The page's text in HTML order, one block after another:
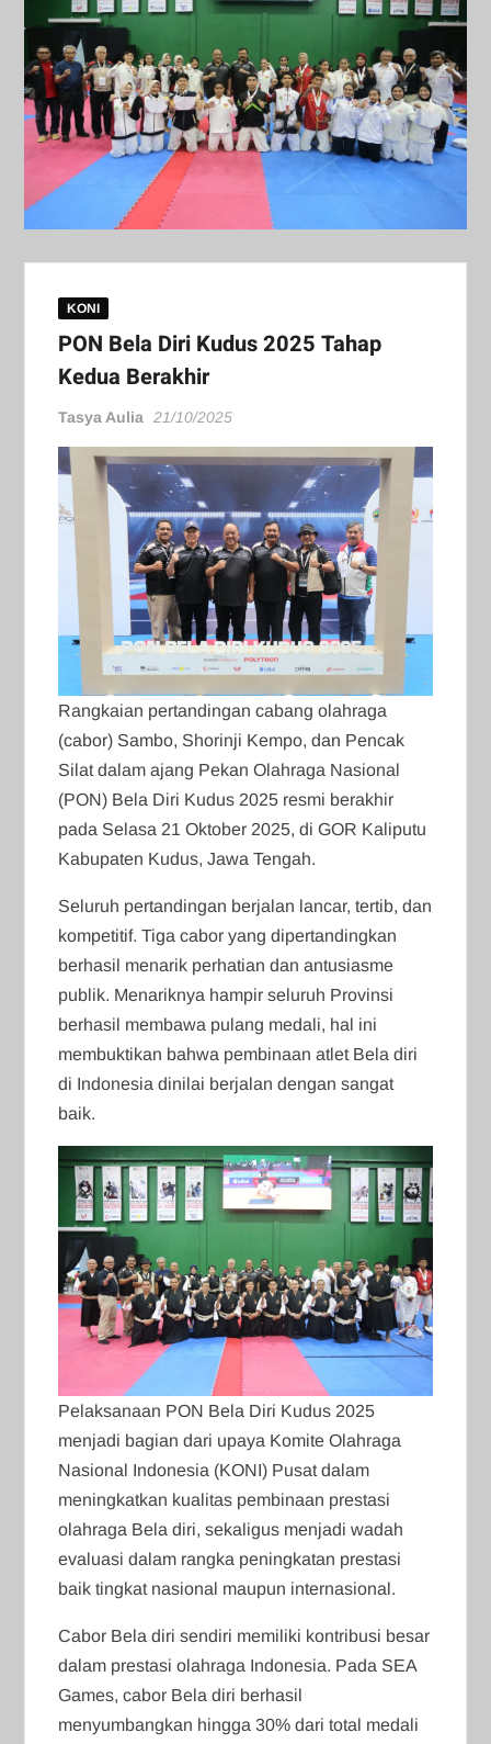
KONI
PON Bela Diri Kudus 2025 Tahap
Kedua Berakhir
Tasya Aulia 21/10/2025
Rangkaian pertandingan cabang olahraga
(cabor) Sambo, Shorinji Kempo, dan Pencak
Silat dalam ajang Pekan Olahraga Nasional
(PON) Bela Diri Kudus 2025 resmi berakhir
pada Selasa 21 Oktober 2025, di GOR Kaliputu
Kabupaten Kudus, Jawa Tengah.
Seluruh pertandingan berjalan lancar, tertib, dan
kompetitif. Tiga cabor yang dipertandingkan
berhasil menarik perhatian dan antusiasme
publik. Menariknya hampir seluruh Provinsi
berhasil membawa pulang medali, hal ini
membuktikan bahwa pembinaan atlet Bela diri
di Indonesia dinilai berjalan dengan sangat
baik.
Pelaksanaan PON Bela Diri Kudus 2025
menjadi bagian dari upaya Komite Olahraga
Nasional Indonesia (KONI) Pusat dalam
meningkatkan kualitas pembinaan prestasi
olahraga Bela diri, sekaligus menjadi wadah
evaluasi dalam rangka peningkatan prestasi
baik tingkat nasional maupun internasional.
Cabor Bela diri sendiri memiliki kontribusi besar
dalam prestasi olahraga Indonesia. Pada SEA
Games, cabor Bela diri berhasil
menyumbangkan hingga 30% dari total medali